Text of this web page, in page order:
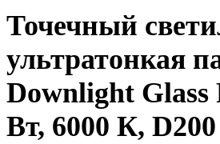
Точечный
ультратонкая
Downlight Glass
Вт, 6000 К, D200